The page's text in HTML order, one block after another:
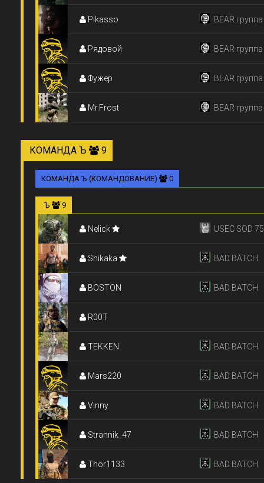
Pikasso BEAR
Рядовой BEAR
Фужер BEAR
Mr.Frost BEAR
КОМАНДА Ъ 9
КОМАНДА Ъ (КОМАНДОВАНИЕ) 0
Ъ 9
Nelick USEC SOD
Shikaka BAD BATCH
BOSTON BAD BATCH
R00T
TEKKEN BAD BATCH
Mars220 BAD BATCH
Vinny BAD BATCH
Strannik_47 BAD BATCH
Thor1133 BAD BATCH